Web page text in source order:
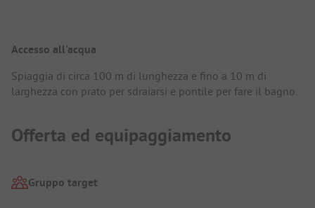
Accesso all'acqua
Spiaggia di circa 100 m di lunghezza e fino a 10 m di
larghezza con prato per sdraiarsi e pontile per fare il bagno.
Offerta ed equipaggiamento
Gruppo target